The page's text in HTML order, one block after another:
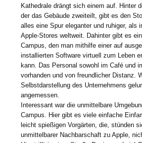
Kathedrale drängt sich einem auf. Hinter
der das Gebäude zweiteilt, gibt es den
alles eine Spur eleganter und ruhiger, als
Apple-Stores weltweit. Dahinter gibt es
Campus, den man mithilfe einer auf
installierten Software virtuell zum Leben
kann. Das Personal sowohl im Café und
vorhanden und von freundlicher Distanz.
Selbstdarstellung des Unternehmens
angemessen.
Interessant war die unmittelbare
Campus. Hier gibt es viele einfache
leicht spießigen Vorgärten, die, stünden
unmittelbarer Nachbarschaft zu Apple,